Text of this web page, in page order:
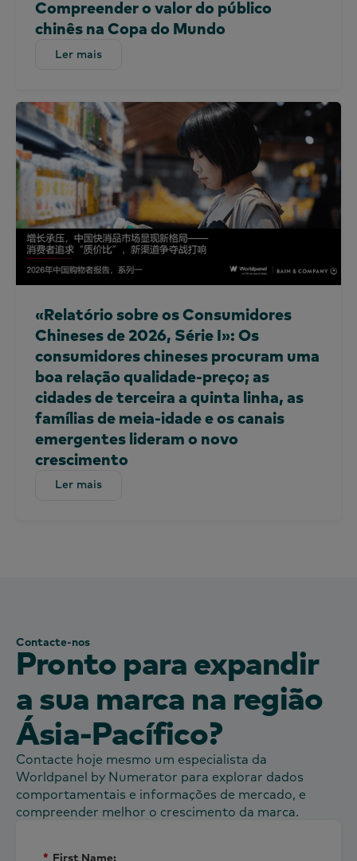
Arábia Saudita
Escócia
Sri Lanka
Taiwan
Tailândia
Uganda
Reino Unido e Irlanda
Emirados Árabes Unidos
Reino Unido
Estados Unidos
Vietname
Compreender o valor do público
chinês na Copa do Mundo
Ler mais
«Relatório sobre os Consumidores
Chineses de 2026, Série I»: Os
consumidores chineses procuram uma
boa relação qualidade-preço; as
cidades de terceira a quinta linha, as
famílias de meia-idade e os canais
emergentes lideram o novo
crescimento
Ler mais
Contacte-nos
Pronto para expandir
a sua marca na região
Ásia-Pacífico?
Contacte hoje mesmo um especialista da
Worldpanel by Numerator para explorar dados
comportamentais e informações de mercado, e
compreender melhor o crescimento da marca.
* First Name: